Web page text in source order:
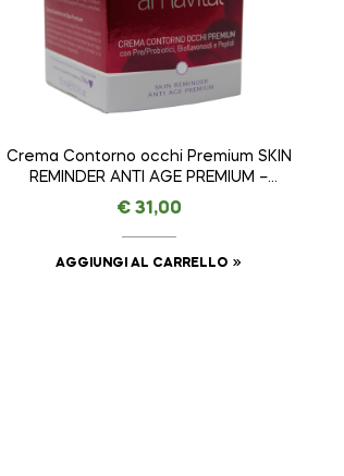
Crema Contorno occhi Premium SKIN
REMINDER ANTI AGE PREMIUM –
AMAVITAL da 15 ml
€31,00
AGGIUNGI AL CARRELLO